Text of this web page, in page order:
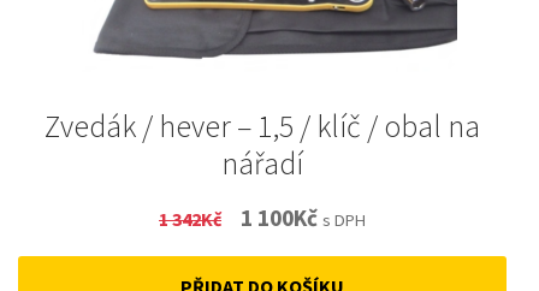
Zvedák / hever – 1,5 / klíč / obal na
nářadí
1 342Kč
Original
price
1 100KčCurrent
price
s DPH
PŘIDAT DO KOŠÍKU